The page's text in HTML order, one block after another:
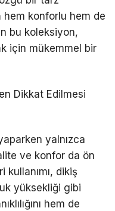
konforlu hem de
bu koleksiyon,
için mükemmel bir
Dikkat Edilmesi
yalnızca
ve konfor da ön
kullanımı, dikiş
yüksekliği gibi
hem de